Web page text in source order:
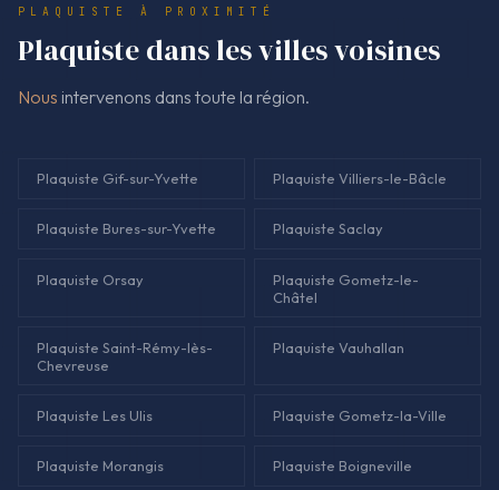
PLAQUISTE À PROXIMITÉ
Plaquiste dans les villes voisines
Nous intervenons dans toute la région.
Plaquiste Gif-sur-Yvette Plaquiste Villiers-le-Bâcle
Plaquiste Bures-sur-Yvette Plaquiste Saclay
Plaquiste Orsay
Plaquiste Gometz-le-
Châtel
Plaquiste Saint-Rémy-lès-
Chevreuse
Plaquiste Vauhallan
Plaquiste Les Ulis Plaquiste Gometz-la-Ville
Plaquiste Morangis Plaquiste Boigneville